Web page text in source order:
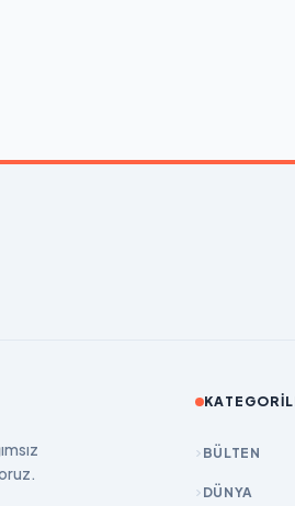
BÜLTEN
DÜNYA